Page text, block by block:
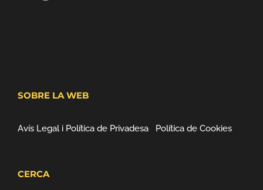
SOBRE LA WEB
Avís Legal i Política de Privadesa Política de Cookies
CERCA